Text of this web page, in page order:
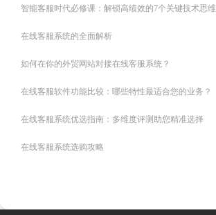
智能客服时代必修课：解锁高绩效的7个关键技术思维
在线客服系统的全面解析
如何在你的外贸网站对接在线客服系统？
在线客服软件功能比较：哪些特性最适合您的业务？
在线客服系统优选指南：多维度评测助您精准选择
在线客服系统选购攻略